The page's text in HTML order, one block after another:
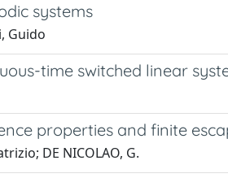
systems
Guido
time switched linear
properties and finite
DE NICOLAO, G.